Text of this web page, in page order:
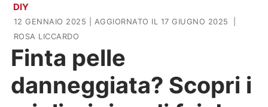
Home
News
Cinema e TV
Casa & Giardino
Arredamento
DIY
12 GENNAIO 2025 | AGGIORNATO IL 17 GIUGNO 2025
ROSA LICCARDO
Finta pelle
danneggiata? Scopri i